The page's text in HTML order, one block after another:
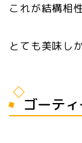
これが結構相
とても美味し
ゴーテ